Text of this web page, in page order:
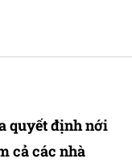
quyết định nới
cả các nhà